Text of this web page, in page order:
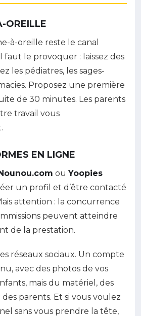
OREILLE
à-oreille reste le canal
faut le provoquer : laissez des
les pédiatres, les sages-
Proposez une première
de 30 minutes. Les parents
travail vous
EN LIGNE
Nounou.com ou Yoopies
un profil et d’être contacté
attention : la concurrence
peuvent atteindre
de la prestation.
réseaux sociaux. Un compte
avec des photos de vos
mais du matériel, des
parents. Et si vous voulez
sans vous prendre la tête,